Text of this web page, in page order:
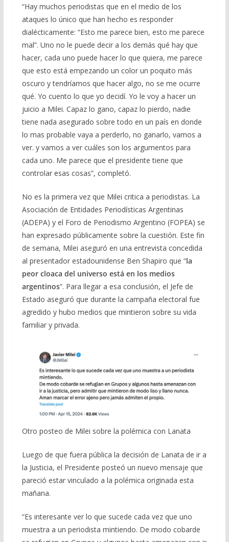
“Hay muchos periodistas que en el medio de los
ataques lo único que han hecho es responder
dialécticamente: “Esto me parece bien, esto me parece
mal”. Uno no le puede decir a los demás qué hay que
hacer, cada uno puede hacer lo que quiera, me parece
que esto está empezando un color un poquito más
oscuro y tendríamos que hacer algo, no se me ocurre
qué. Yo cuento lo que yo decidí. Yo le voy a hacer un
juicio a Milei. Capaz lo gano, capaz lo pierdo, nadie
tiene nada asegurado sobre todo en un país en donde
lo mas probable vaya a perderlo, no ganarlo, vamos a
ver. y vamos a ver cuáles son los argumentos para
cada uno. Me parece que el presidente tiene que
controlar esas cosas”, completó.
No es la primera vez que Milei critica a periodistas. La
Asociación de Entidades Periodísticas Argentinas
(ADEPA) y el Foro de Periodismo Argentino (FOPEA) se
han expresado públicamente sobre la cuestión. Este fin
de semana, Milei aseguró en una entrevista concedida
al presentador estadounidense Ben Shapiro que “la
peor cloaca del universo está en los medios
argentinos”. Para llegar a esa conclusión, el Jefe de
Estado aseguró que durante la campaña electoral fue
agredido y hubo medios que mintieron sobre su vida
familiar y privada.
Otro posteo de Milei sobre la polémica con Lanata
Luego de que fuera pública la decisión de Lanata de ir a
la Justicia, el Presidente posteó un nuevo mensaje que
pareció estar vinculado a la polémica originada esta
mañana.
“Es interesante ver lo que sucede cada vez que uno
muestra a un periodista mintiendo. De modo cobarde